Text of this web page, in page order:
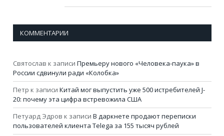
КОММЕНТАРИИ
Святослав к записи Премьеру нового «Человека-паука» в
России сдвинули ради «Колобка»
Петр к записи Китай мог выпустить уже 500 истребителей J-
20: почему эта цифра встревожила США
Петуард Эдров к записи В даркнете продают переписки
пользователей клиента Telega за 155 тысяч рублей